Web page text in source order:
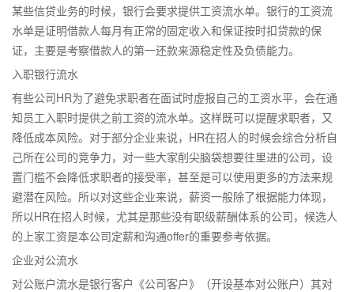
某些信贷业务的时候，银行会要求提供工资流水单。银行的工资流
水单是证明借款人每月有正常的固定收入和保证按时扣贷款的保
证，主要是考察借款人的第一还款来源稳定性及负债能力。
入职银行流水
有些公司HR为了避免求职者在面试时虚报自己的工资水平，会在通
知员工入职时提供之前工资的流水单。这样既可以提醒求职者，又
降低成本风险。对于部分企业来说，HR在招人的时候会综合分析自
己所在公司的竞争力，对一些大家削尖脑袋想要往里进的公司，设
置门槛不会降低求职者的接受率，甚至是可以使用更多的方法来规
避潜在风险。所以对这些企业来说，薪资一般除了根据能力体现，
所以HR在招人时候，尤其是那些没有职级薪酬体系的公司，候选人
的上家工资是本公司定薪和沟通offer的重要参考依据。
企业对公流水
对公账户流水是银行客户《公司客户》（开设基本对公账户）其对